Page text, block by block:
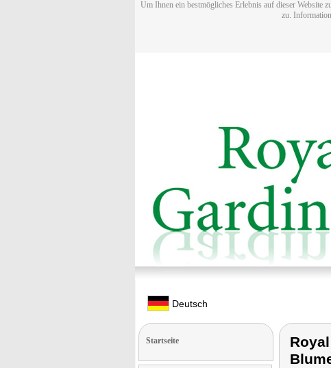
Um Ihnen ein bestmögliches Erlebnis auf dieser Website
zu.
Deutsch
Startseite